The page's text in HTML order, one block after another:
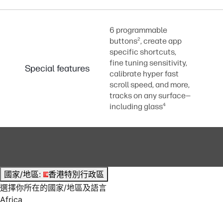
Special features
6 programmable
buttons2, create app
specific shortcuts,
fine tuning sensitivity,
calibrate hyper fast
scroll speed, and more,
tracks on any surface—
including glass4
國家/地區:
香港特別行政區
選擇你所在的國家/地區及語言
Africa